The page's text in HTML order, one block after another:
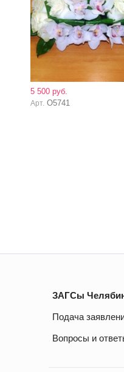
5 500 руб.
Арт. О5741
ЗАГСы
Подача
Вопросы и